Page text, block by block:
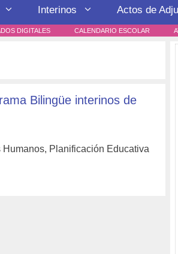
Interinos Actos de
DIGITALES CALENDARIO ESCOLAR
Bilingüe interinos de
Planificación Educativa